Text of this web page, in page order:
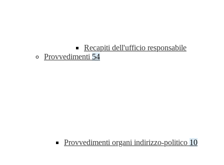
Recapiti dell'ufficio responsabile
Provvedimenti 54
Provvedimenti organi indirizzo-politico 10